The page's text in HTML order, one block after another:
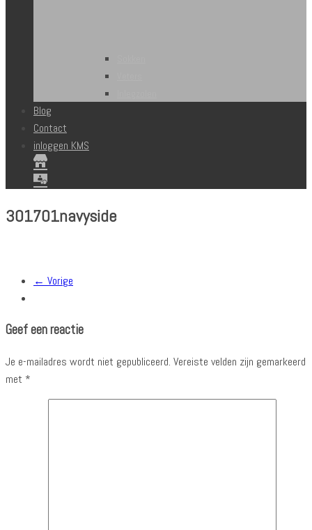
Blog
Contact
inloggen KMS
301701navyside
← Vorige
Geef een reactie
Je e-mailadres wordt niet gepubliceerd. Vereiste velden zijn gemarkeerd
met *